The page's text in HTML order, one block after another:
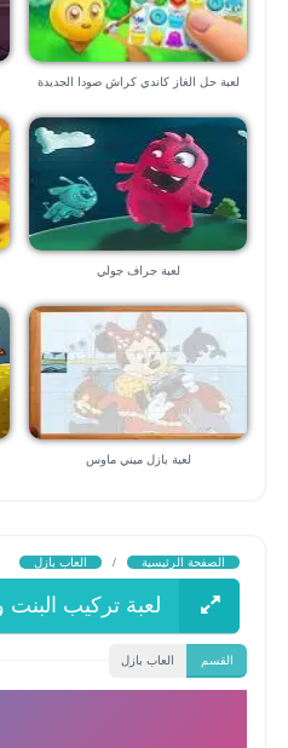
لعبة حل الغاز كاندي كراش صودا الجديدة
لعبة جراف جولي
لعبة بازل ميني ماوس
الصفحة الرئيسية / العاب بازل
لعبة تركيب البنت
القسم العاب بازل